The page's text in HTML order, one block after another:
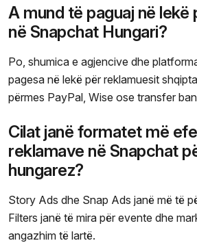
A mund të paguaj në lekë
në Snapchat Hungari?
Po, shumica e agjencive dhe
pagesa në lekë për reklamuesit
përmes PayPal, Wise ose transfer
Cilat janë formatet më
reklamave në Snapchat
hungarez?
Story Ads dhe Snap Ads janë më të
Filters janë të mira për evente dhe
angazhim të lartë.